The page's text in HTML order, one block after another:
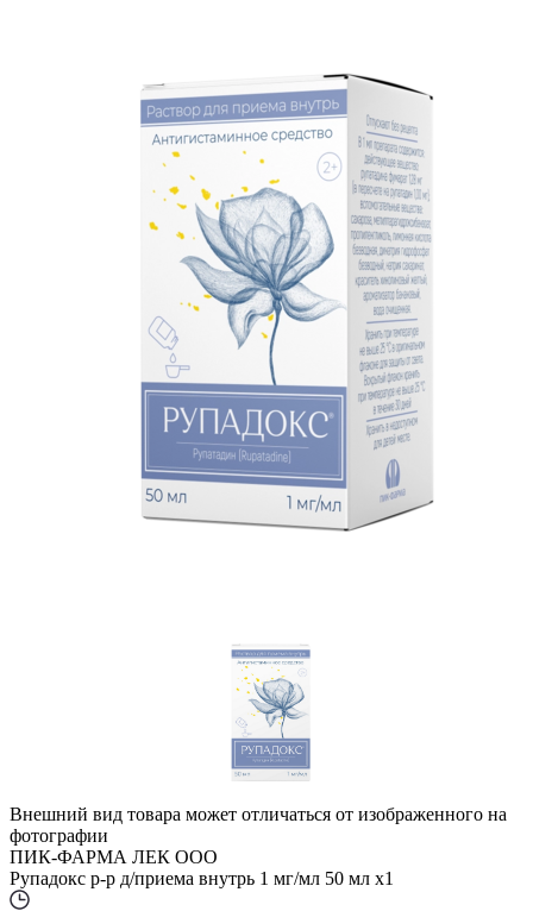
Внешний вид товара может отличаться от изображенного на
фотографии
ПИК-ФАРМА ЛЕК ООО
Рупадокс р-р д/приема внутрь 1 мг/мл 50 мл x1